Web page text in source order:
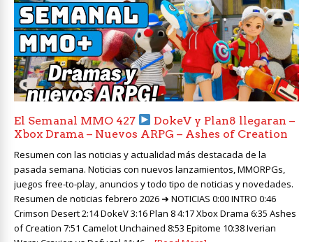
El Semanal MMO 427
DokeV y Plan8 llegaran –
Xbox Drama – Nuevos ARPG – Ashes of Creation
Resumen con las noticias y actualidad más destacada de la
pasada semana. Noticias con nuevos lanzamientos, MMORPGs,
juegos free-to-play, anuncios y todo tipo de noticias y novedades.
Resumen de noticias febrero 2026 ➜ NOTICIAS 0:00 INTRO 0:46
Crimson Desert 2:14 DokeV 3:16 Plan 8 4:17 Xbox Drama 6:35 Ashes
of Creation 7:51 Camelot Unchained 8:53 Epitome 10:38 Iverian